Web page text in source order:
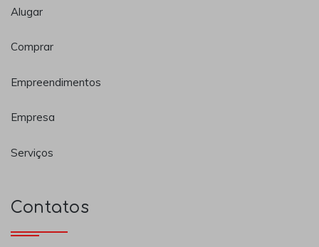
Alugar
Comprar
Empreendimentos
Empresa
Serviços
Contatos